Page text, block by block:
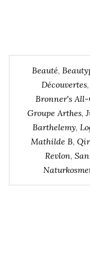
Beauté,
Découvertes,
Bronner's All-
Groupe Arthes,
Barthelemy,
Mathilde B,
Revlon,